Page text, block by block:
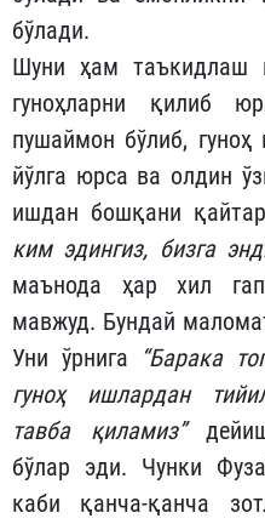
бўлади.
Шуни ҳам таъкидлаш
гуноҳларни қилиб
пушаймон бўлиб,
йўлга юрса ва олдин
ишдан бошқани
ким эдингиз, бизга
маънода ҳар хил
мавжуд. Бундай
Уни ўрнига “Барака
гуноҳ ишлардан
тавба қиламиз”
бўлар эди. Чунки
каби қанча-қанча